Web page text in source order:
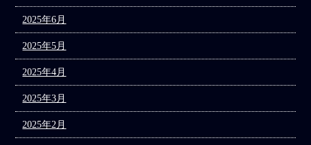
2025年6月
2025年5月
2025年4月
2025年3月
2025年2月